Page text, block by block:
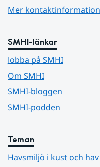
Mer kontaktinformation
SMHI-länkar
Jobba på SMHI
Om SMHI
SMHI-bloggen
SMHI-podden
Teman
Havsmiljö i kust och hav